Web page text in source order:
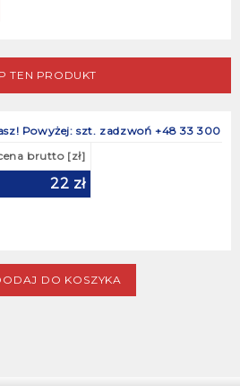
TEN PRODUKT
brutto [zł]
22 zł
Powyżej: szt. zadzwoń +48 33 300
DO KOSZYKA